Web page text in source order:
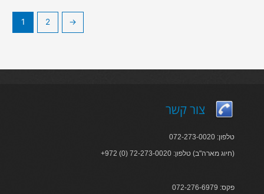
1 2 →
צור קשר
טלפון: 072-273-0020
+972 (0) 72-273-0020 :חיוג מארה"ב) טלפון)
פקס: 072-276-6979